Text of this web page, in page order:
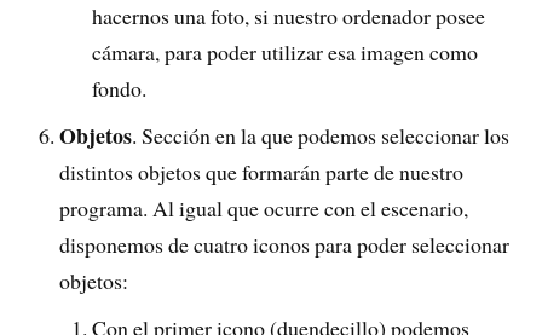
hacernos una foto, si nuestro ordenador posee
cámara, para poder utilizar esa imagen como
fondo.
Objetos. Sección en la que podemos seleccionar los
distintos objetos que formarán parte de nuestro
programa. Al igual que ocurre con el escenario,
disponemos de cuatro iconos para poder seleccionar
objetos:
Con el primer icono (duendecillo) podemos